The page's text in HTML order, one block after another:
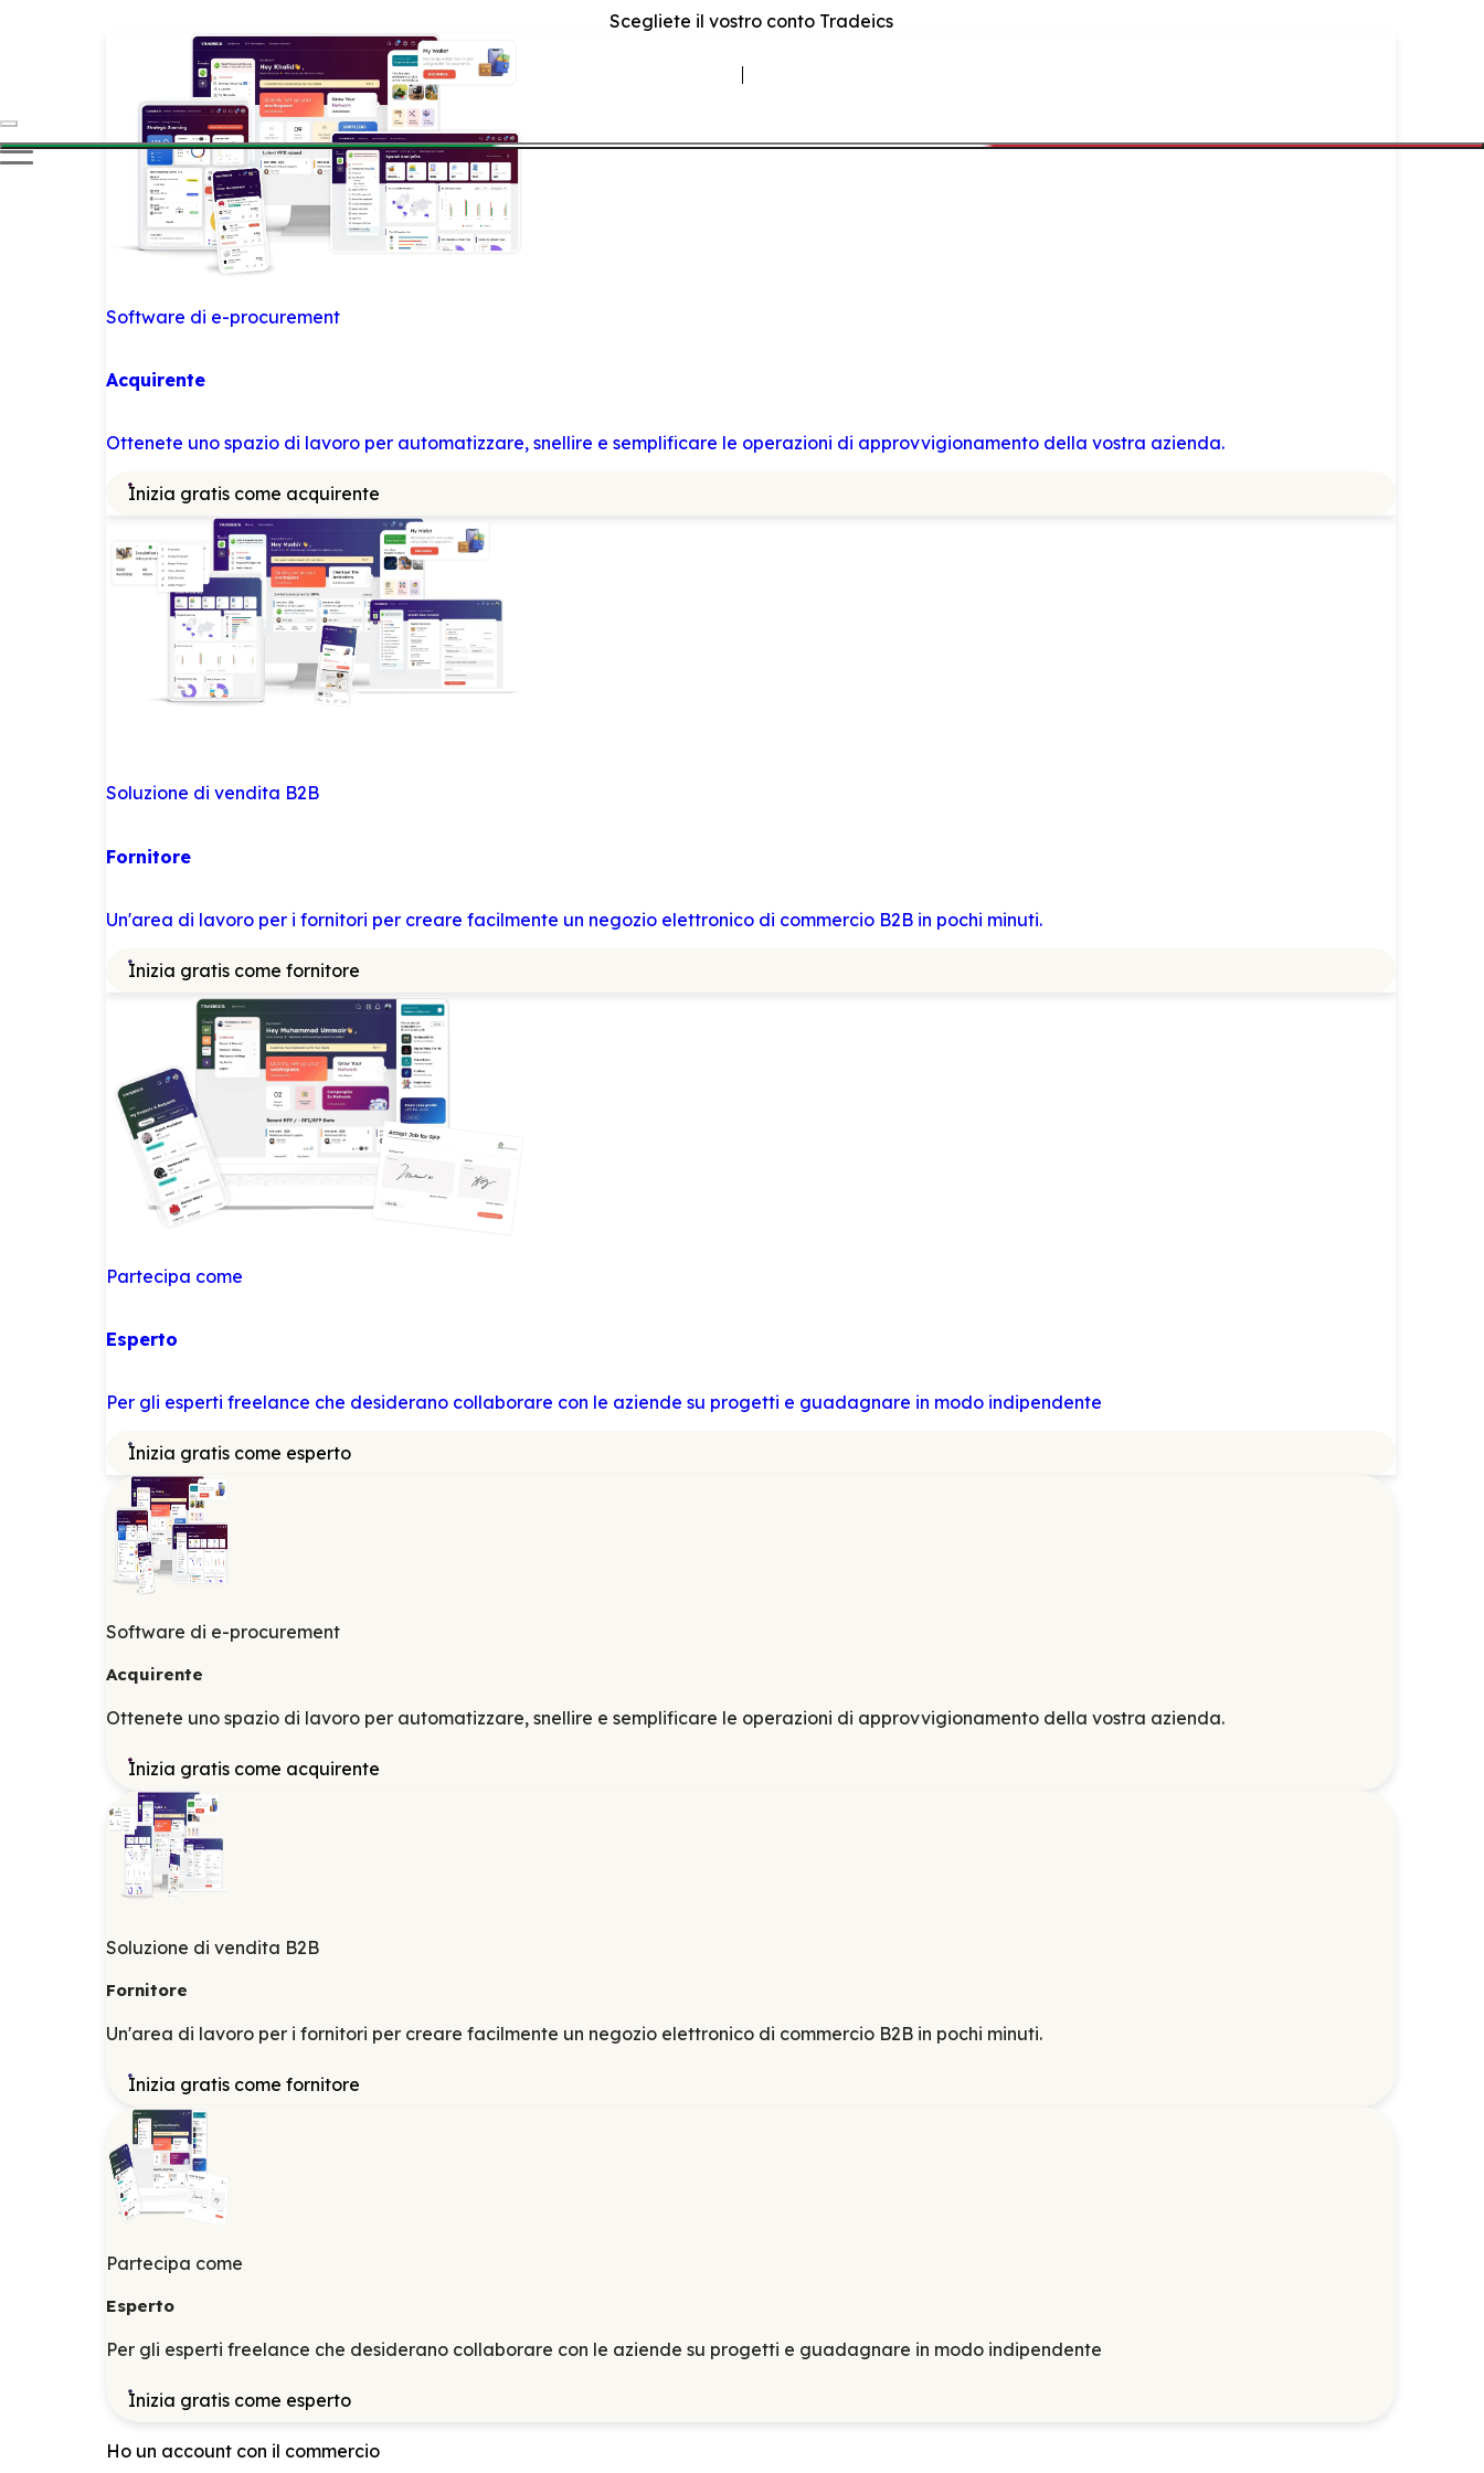
Scegliete il vostro conto Tradeics
Software di e-procurement
Acquirente
Ottenete uno spazio di lavoro per automatizzare, snellire e semplificare le operazioni di approvvigionamento della vostra azienda.
Inizia gratis come acquirente
Soluzione di vendita B2B
Fornitore
Un'area di lavoro per i fornitori per creare facilmente un negozio elettronico di commercio B2B in pochi minuti.
Inizia gratis come fornitore
Partecipa come
Esperto
Per gli esperti freelance che desiderano collaborare con le aziende su progetti e guadagnare in modo indipendente
Inizia gratis come esperto
Software di e-procurement
Acquirente
Ottenete uno spazio di lavoro per automatizzare, snellire e semplificare le operazioni di approvvigionamento della vostra azienda.
Inizia gratis come acquirente
Soluzione di vendita B2B
Fornitore
Un'area di lavoro per i fornitori per creare facilmente un negozio elettronico di commercio B2B in pochi minuti.
Inizia gratis come fornitore
Partecipa come
Esperto
Per gli esperti freelance che desiderano collaborare con le aziende su progetti e guadagnare in modo indipendente
Inizia gratis come esperto
Ho un account con il commercio